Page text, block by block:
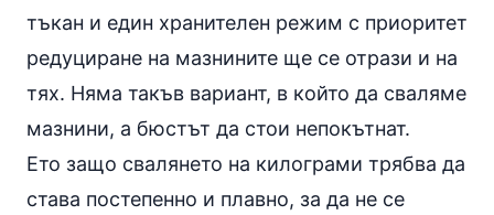
тъкан и един хранителен режим с приоритет
редуциране на мазнините ще се отрази и на
тях. Няма такъв вариант, в който да сваляме
мазнини, а бюстът да стои непокътнат.
Ето защо свалянето на килограми трябва да
става постепенно и плавно, за да не се